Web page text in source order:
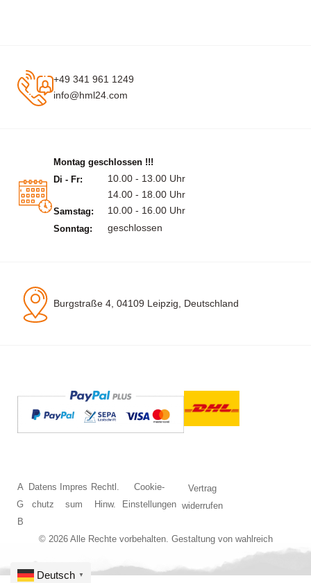
+49 341 961 1249
info@hml24.com
Montag geschlossen !!!
Di - Fr:
10.00 - 13.00 Uhr
14.00 - 18.00 Uhr
Samstag: 10.00 - 16.00 Uhr
Sonntag: geschlossen
Burgstraße 4, 04109 Leipzig, Deutschland
© 2026 Alle Rechte vorbehalten. Gestaltung von wahlreich
A
G
B
Datens
chutz
Impres
sum
Rechtl.
Hinw.
Cookie-
Einstellungen
Vertrag
widerrufen
Deutsch ▼